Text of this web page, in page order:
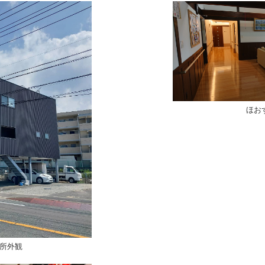
外観
ほお